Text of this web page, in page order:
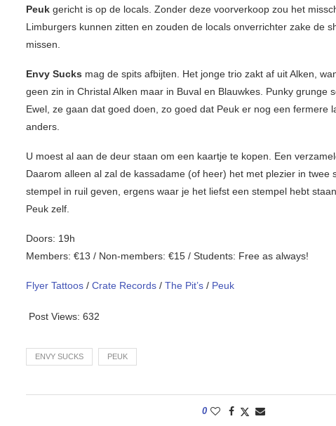
Peuk gericht is op de locals. Zonder deze voorverkoop zou het
Limburgers kunnen zitten en zouden de locals onverrichter zake de
missen.
Envy Sucks mag de spits afbijten. Het jonge trio zakt af uit Alken,
geen zin in Christal Alken maar in Buval en Blauwkes. Punky grunge
Ewel, ze gaan dat goed doen, zo goed dat Peuk er nog een fermere
anders.
U moest al aan de deur staan om een kaartje te kopen. Een
Daarom alleen al zal de kassadame (of heer) het met plezier in twee
stempel in ruil geven, ergens waar je het liefst een stempel hebt
Peuk zelf.
Doors: 19h
Members: €13 / Non-members: €15 / Students: Free as always!
Flyer Tattoos / Crate Records / The Pit’s / Peuk
Post Views: 632
ENVY SUCKS PEUK
0